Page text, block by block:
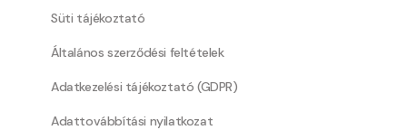
Süti tájékoztató
Általános szerződési feltételek
Adatkezelési tájékoztató (GDPR)
Adattovábbítási nyilatkozat